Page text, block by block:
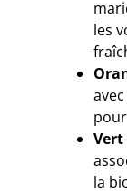
les
Vert
la